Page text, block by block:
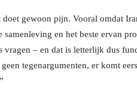
gewoon pijn. Vooral omdat
en het beste ervan
vragen – en dat is letterlijk dus
tegenargumenten, er komt